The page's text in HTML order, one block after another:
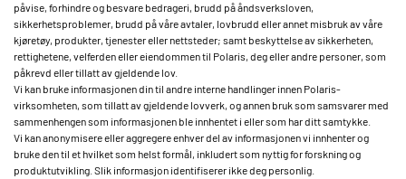
påvise, forhindre og besvare bedrageri, brudd på åndsverksloven,
sikkerhetsproblemer, brudd på våre avtaler, lovbrudd eller annet misbruk av våre
kjøretøy, produkter, tjenester eller nettsteder; samt beskyttelse av sikkerheten,
rettighetene, velferden eller eiendommen til Polaris, deg eller andre personer, som
påkrevd eller tillatt av gjeldende lov.
Vi kan bruke informasjonen din til andre interne handlinger innen Polaris-
virksomheten, som tillatt av gjeldende lovverk, og annen bruk som samsvarer med
sammenhengen som informasjonen ble innhentet i eller som har ditt samtykke.
Vi kan anonymisere eller aggregere enhver del av informasjonen vi innhenter og
bruke den til et hvilket som helst formål, inkludert som nyttig for forskning og
produktutvikling. Slik informasjon identifiserer ikke deg personlig.